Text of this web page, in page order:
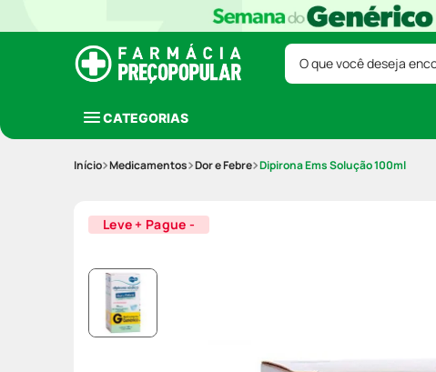
O que você deseja
CATEGORIAS
Medicamentos Dor e Febre Dipirona Ems Solução 100ml
Leve + Pague -